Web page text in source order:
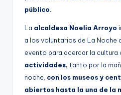
público.
La alcaldesa Noelia Arroyo
a los voluntarios de La Noche
evento para acercar la cultura
actividades, tanto por la
noche, con los museos y
abiertos hasta la una de la